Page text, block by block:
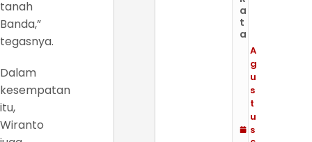
tanah
Banda,”
tegasnya.
Dalam
kesempatan
itu,
Wiranto
a
t
a
A
g
u
s
t
u
s